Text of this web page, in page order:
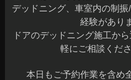
デッドニング、車室内の制
経験があり
ドアのデッドニング施工か
軽にご相談くだ
本日もご予約作業を含め